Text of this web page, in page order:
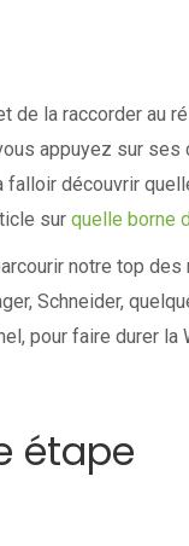
de la raccorder au
appuyez sur ses
falloir découvrir
sur quelle borne
notre top
Schneider,
pour faire durer la
étape